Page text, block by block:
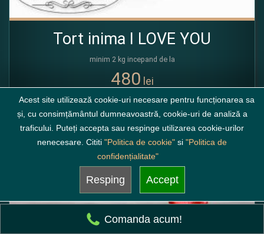
Tort inima I LOVE YOU
minim 2 kg incepand de la
480 lei
( alege compozitia )
48 ore TP074
Acest site utilizează cookie-uri necesare pentru funcționarea sa
și, cu consimțământul dumneavoastră, cookie-uri de analiză a
traficului. Puteți accepta sau respinge utilizarea cookie-urilor
nenecesare. Cititi "Politica de cookie" si "Politica de
confidențialitate"
Resping Accept
Comanda acum!